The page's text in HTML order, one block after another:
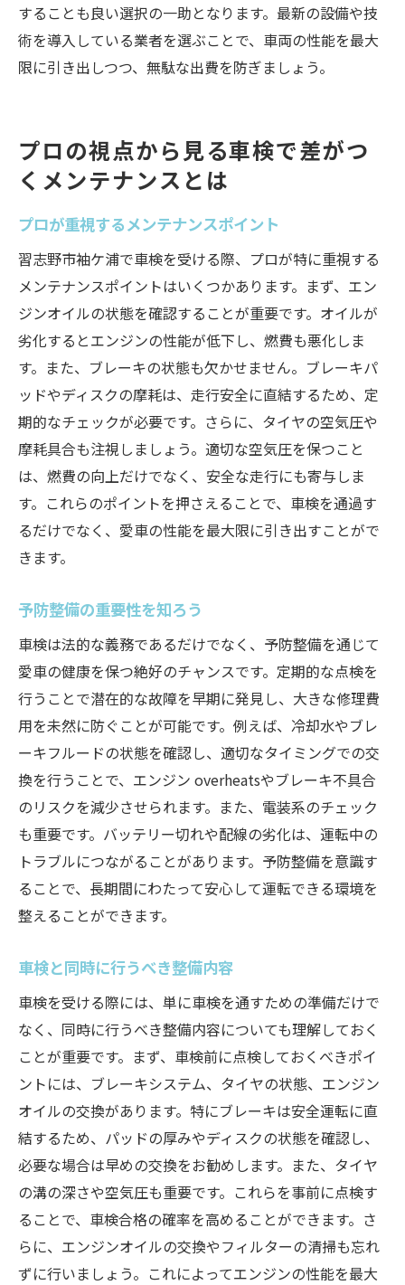
することも良い選択の一助となります。最新の設備や技
術を導入している業者を選ぶことで、車両の性能を最大
限に引き出しつつ、無駄な出費を防ぎましょう。
プロの視点から見る車検で差がつ
くメンテナンスとは
プロが重視するメンテナンスポイント
習志野市袖ケ浦で車検を受ける際、プロが特に重視する
メンテナンスポイントはいくつかあります。まず、エン
ジンオイルの状態を確認することが重要です。オイルが
劣化するとエンジンの性能が低下し、燃費も悪化しま
す。また、ブレーキの状態も欠かせません。ブレーキパ
ッドやディスクの摩耗は、走行安全に直結するため、定
期的なチェックが必要です。さらに、タイヤの空気圧や
摩耗具合も注視しましょう。適切な空気圧を保つこと
は、燃費の向上だけでなく、安全な走行にも寄与しま
す。これらのポイントを押さえることで、車検を通過す
るだけでなく、愛車の性能を最大限に引き出すことがで
きます。
予防整備の重要性を知ろう
車検は法的な義務であるだけでなく、予防整備を通じて
愛車の健康を保つ絶好のチャンスです。定期的な点検を
行うことで潜在的な故障を早期に発見し、大きな修理費
用を未然に防ぐことが可能です。例えば、冷却水やブレ
ーキフルードの状態を確認し、適切なタイミングでの交
換を行うことで、エンジン overheatsやブレーキ不具合
のリスクを減少させられます。また、電装系のチェック
も重要です。バッテリー切れや配線の劣化は、運転中の
トラブルにつながることがあります。予防整備を意識す
ることで、長期間にわたって安心して運転できる環境を
整えることができます。
車検と同時に行うべき整備内容
車検を受ける際には、単に車検を通すための準備だけで
なく、同時に行うべき整備内容についても理解しておく
ことが重要です。まず、車検前に点検しておくべきポイ
ントには、ブレーキシステム、タイヤの状態、エンジン
オイルの交換があります。特にブレーキは安全運転に直
結するため、パッドの厚みやディスクの状態を確認し、
必要な場合は早めの交換をお勧めします。また、タイヤ
の溝の深さや空気圧も重要です。これらを事前に点検す
ることで、車検合格の確率を高めることができます。さ
らに、エンジンオイルの交換やフィルターの清掃も忘れ
ずに行いましょう。これによってエンジンの性能を最大